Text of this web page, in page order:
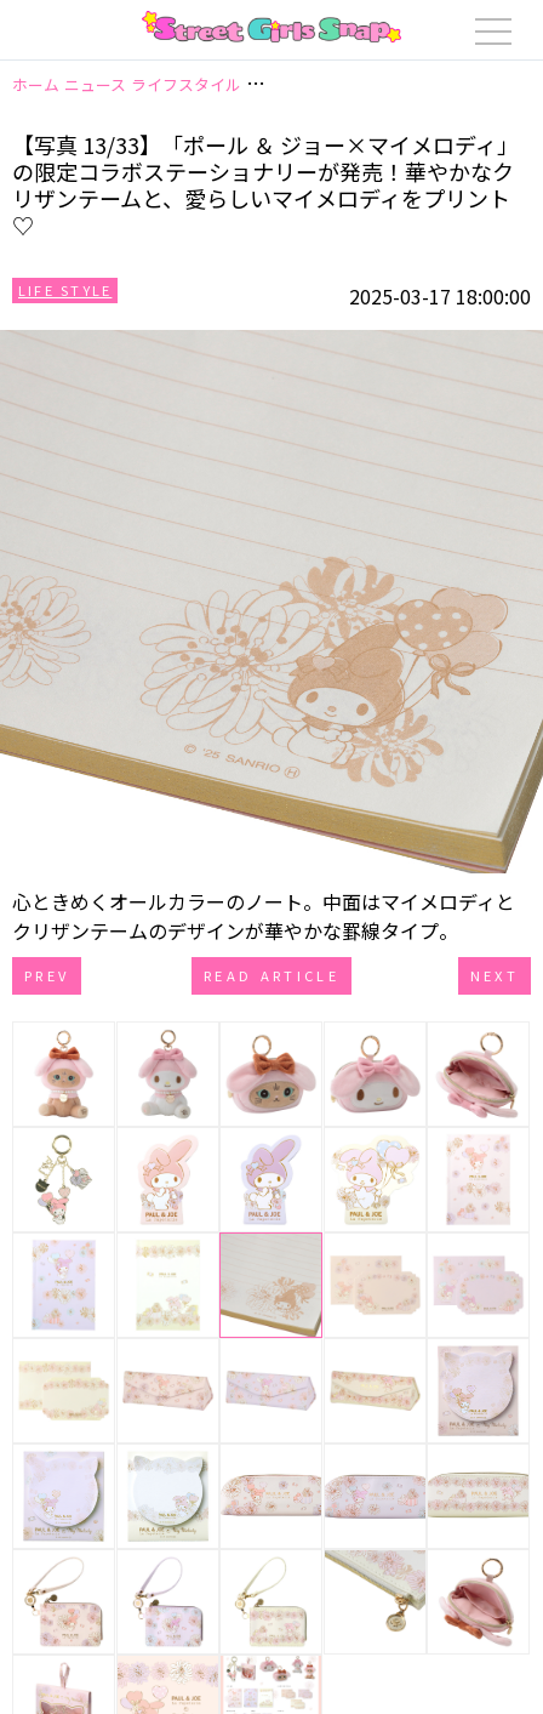
ホーム ニュース ライフスタイル 【写真 13/33】「ポール ＆ ジョー×マイ
【写真 13/33】「ポール ＆ ジョー×マイメロディ」
の限定コラボステーショナリーが発売！華やかなク
リザンテームと、愛らしいマイメロディをプリント
♡
LIFE STYLE 2025-03-17 18:00:00
心ときめくオールカラーのノート。中面はマイメロディと
クリザンテームのデザインが華やかな罫線タイプ。
PREV READ ARTICLE NEXT